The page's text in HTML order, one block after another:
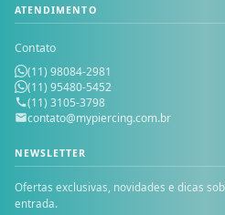
ATENDIMENTO
Contato
(11) 98084-2981
(11) 95480-5452
(11) 3105-3798
contato@mypiercing.com.br
NEWSLETTER
Ofertas exclusivas, novidades e dicas
entrada.